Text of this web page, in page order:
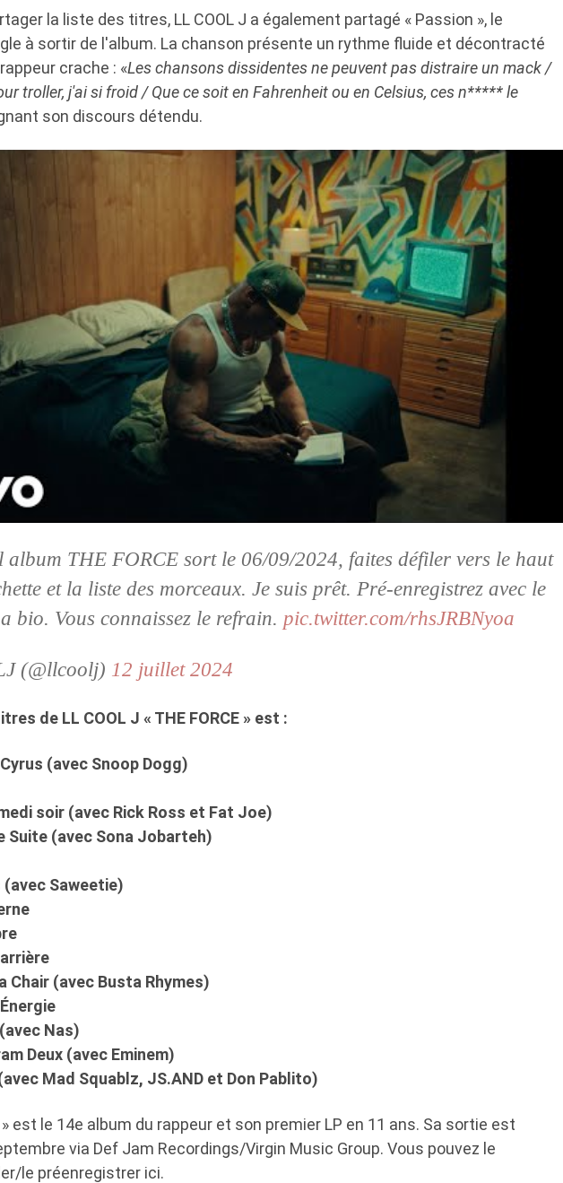
la liste des titres, LL COOL J a également partagé « Passion », le
à sortir de l'album. La chanson présente un rythme fluide et décontracté
crache : «Les chansons dissidentes ne peuvent pas distraire un mack /
troller, j'ai si froid / Que ce soit en Fahrenheit ou en Celsius, ces n***** le
son discours détendu.
album THE FORCE sort le 06/09/2024, faites défiler vers le haut
et la liste des morceaux. Je suis prêt. Pré-enregistrez avec le
bio. Vous connaissez le refrain. pic.twitter.com/rhsJRBNyoa
(@llcoolj) 12 juillet 2024
de LL COOL J « THE FORCE » est :
(avec Snoop Dogg)
soir (avec Rick Ross et Fat Joe)
Suite (avec Sona Jobarteh)
Saweetie)
Chair (avec Busta Rhymes)
Nas)
Deux (avec Eminem)
Mad Squablz, JS.AND et Don Pablito)
» est le 14e album du rappeur et son premier LP en 11 ans. Sa sortie est
via Def Jam Recordings/Virgin Music Group. Vous pouvez le
le préenregistrer ici.